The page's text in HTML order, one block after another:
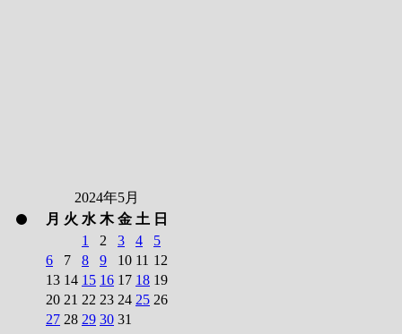
2024年5月
月 火 水 木 金 土 日
1
2 3 4
5
6
7 8 9 10 11 12
13 14 15 16 17 18 19
20 21 22 23 24 25 26
27 28 29 30 31